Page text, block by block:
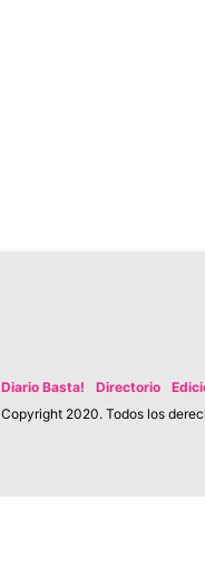
Diario Basta! Directorio
Copyright 2020. Todos los